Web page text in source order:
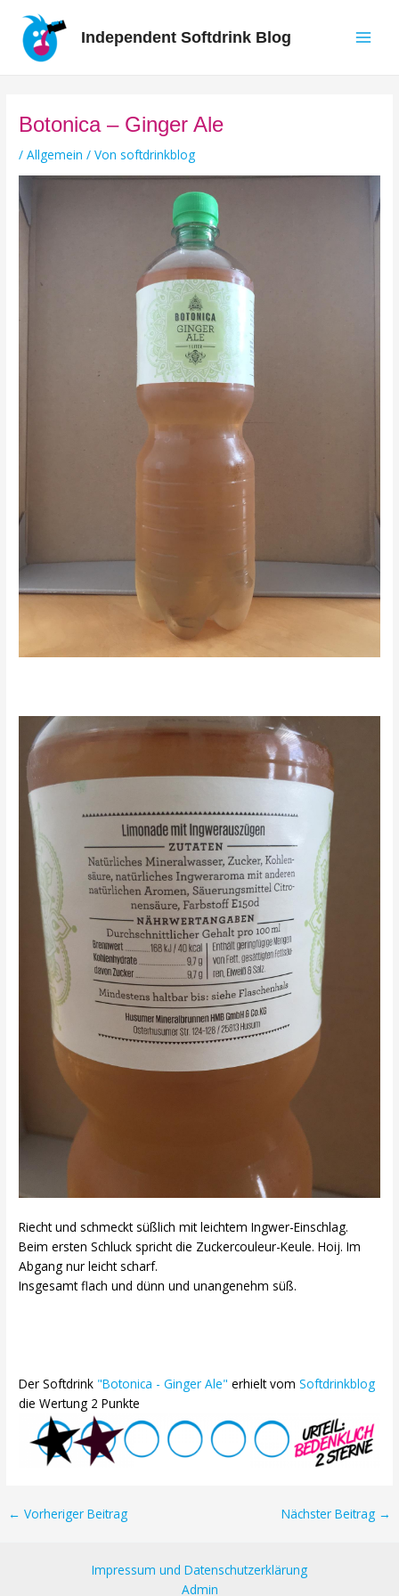
Inhalt
springen
Independent Softdrink Blog
Botonica – Ginger Ale
/Allgemein / Von softdrinkblog
Riecht und schmeckt süßlich mit leichtem Ingwer-Einschlag.
Beim ersten Schluck spricht die Zuckercouleur-Keule. Hoij. Im
Abgang nur leicht scharf.
Insgesamt flach und dünn und unangenehm süß.
Der Softdrink "Botonica - Ginger Ale" erhielt vomSoftdrinkblog
die Wertung 2 Punkte
Post
← Vorheriger Beitrag Nächster Beitrag →
Impressum und Datenschutzerklärung
Admin